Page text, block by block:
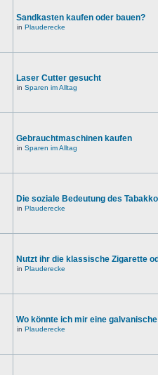
Sandkasten kaufen oder bauen?
in Plauderecke
Laser Cutter gesucht
in Sparen im Alltag
Gebrauchtmaschinen kaufen
in Sparen im Alltag
Die soziale Bedeutung des
in Plauderecke
Nutzt ihr die klassische Zigarette
in Plauderecke
Wo könnte ich mir eine
in Plauderecke